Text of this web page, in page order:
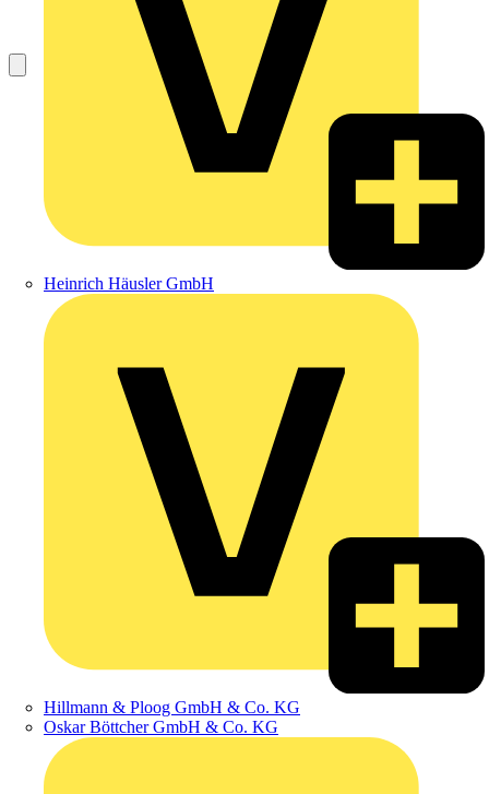
Heinrich Häusler GmbH
Hillmann & Ploog GmbH & Co. KG
Oskar Böttcher GmbH & Co. KG